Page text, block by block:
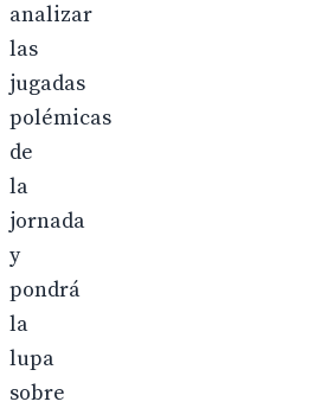
analizar
las
jugadas
polémicas
de
la
jornada
y
pondrá
la
lupa
sobre